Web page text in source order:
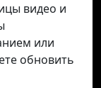
видео и
или
обновить